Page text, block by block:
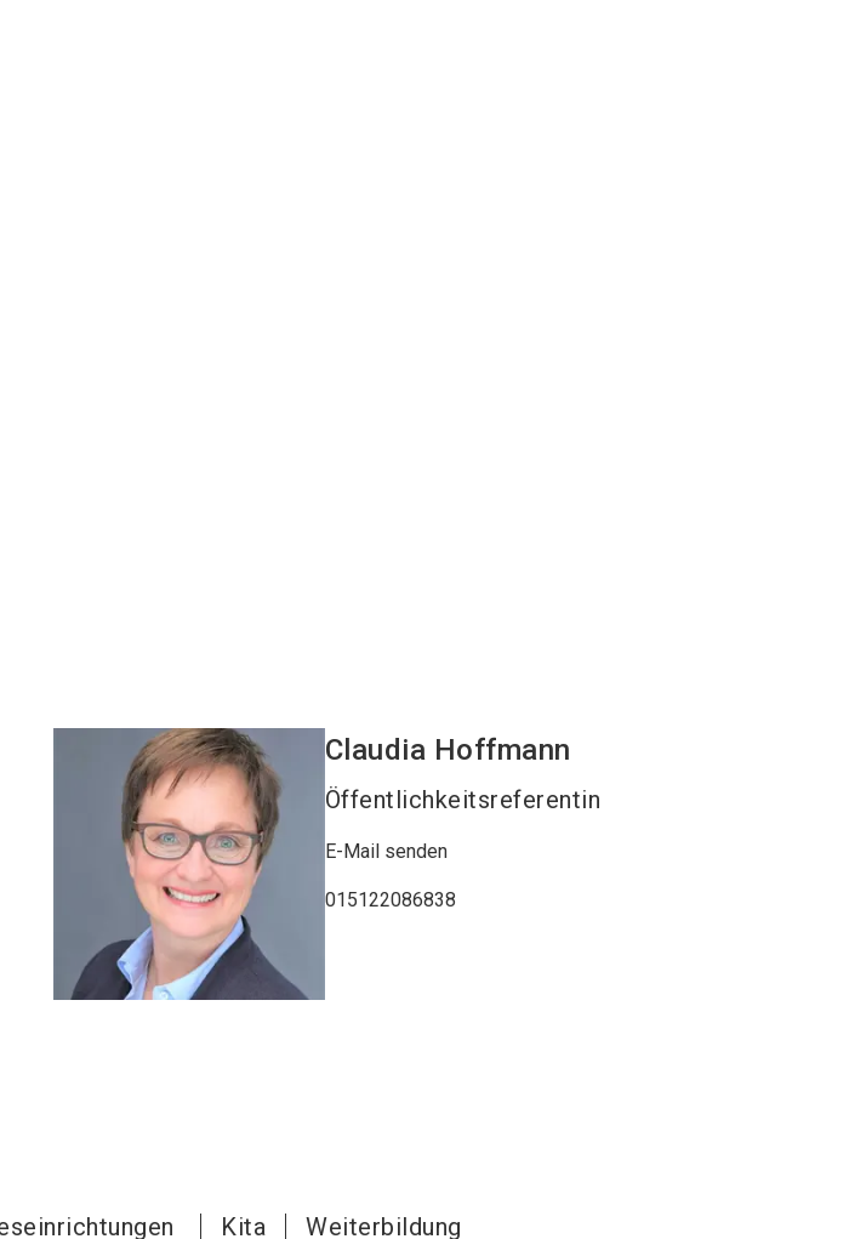
Claudia Hoffmann
Öffentlichkeitsreferentin
E-Mail senden
015122086838
Kita Weiterbildung